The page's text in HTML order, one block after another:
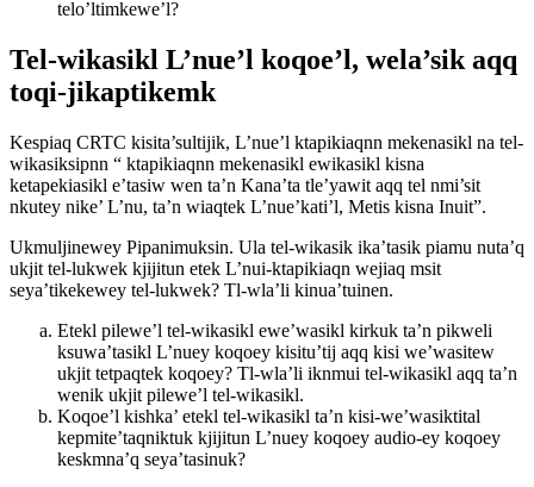
telo’ltimkewe’l?
Tel-wikasikl L’nue’l koqoe’l, wela’sik aqq
toqi-jikaptikemk
Kespiaq CRTC kisita’sultijik, L’nue’l ktapikiaqnn mekenasikl na tel-
wikasiksipnn “ ktapikiaqnn mekenasikl ewikasikl kisna
ketapekiasikl e’tasiw wen ta’n Kana’ta tle’yawit aqq tel nmi’sit
nkutey nike’ L’nu, ta’n wiaqtek L’nue’kati’l, Metis kisna Inuit”.
Ukmuljinewey Pipanimuksin. Ula tel-wikasik ika’tasik piamu nuta’q
ukjit tel-lukwek kjijitun etek L’nui-ktapikiaqn wejiaq msit
seya’tikekewey tel-lukwek? Tl-wla’li kinua’tuinen.
Etekl pilewe’l tel-wikasikl ewe’wasikl kirkuk ta’n pikweli
ksuwa’tasikl L’nuey koqoey kisitu’tij aqq kisi we’wasitew
ukjit tetpaqtek koqoey? Tl-wla’li iknmui tel-wikasikl aqq ta’n
wenik ukjit pilewe’l tel-wikasikl.
Koqoe’l kishka’ etekl tel-wikasikl ta’n kisi-we’wasiktital
kepmite’taqniktuk kjijitun L’nuey koqoey audio-ey koqoey
keskmna’q seya’tasinuk?